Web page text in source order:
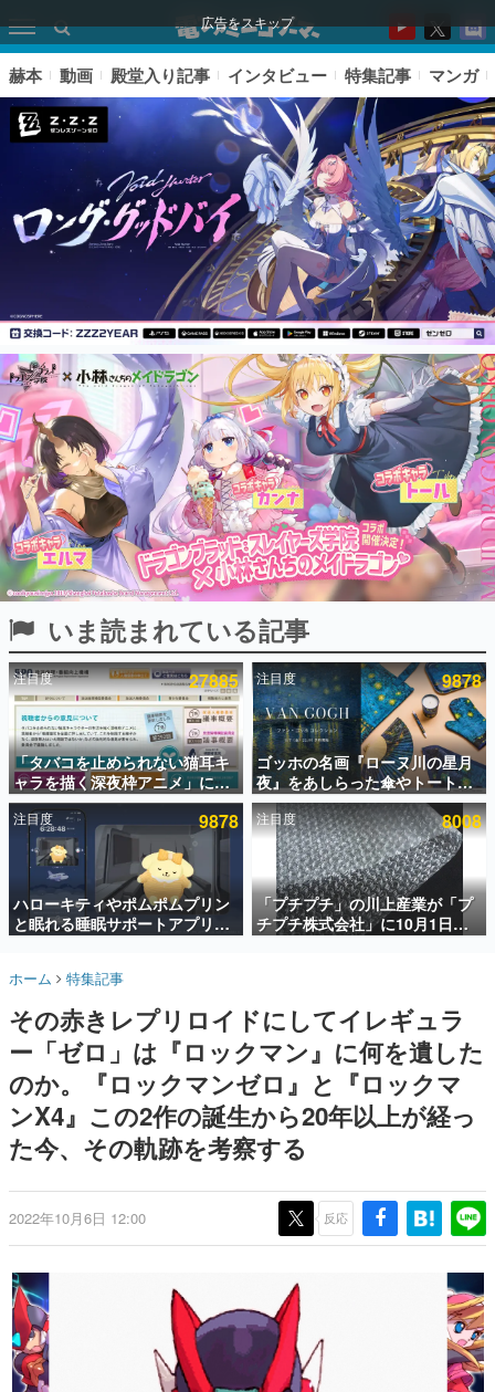
広告をスキップ
ピックアップ
電ファミのいま読まれている記事ランキング
アプリセール情報
インタビュー
連載・特集一覧
殿堂入り記事
SNS拡散数が数千以上！ ページビュー数万以上！ などな
ど。多くの人々に読まれた、電ファミ渾身の“殿堂入り”記
事をまとめました。
ゲームの企画書
名作ゲームクリエイターの方々に製作時のエピソードをお
聞きし、ヒットする企画（ゲーム）とは何か？を探ってい
きます。
赫本
この物語を解いてはいけない。『赫本』は、〈試験問題〉
の形をした短編ホラー小説集です。
新世代に訊く
これからのデジタルゲーム市場を担う若きクリエイター達
の姿を追い、彼らのルーツと情熱を探っていきます。
日本のコンテンツ産業やカルチャーに与えた影響を探る企
画です。
日本モバイルゲーム産業史
日本のモバイルゲーム史における主要なトピック・タイト
ルを網羅するほか、開発者へのインタビューや識者による
解説を掲載。約20年の歴史が一望できる決定版！
若ゲのいたり〜ゲームクリエイターの青春〜
一先生によるゲーム業界レポートマンガです。
なんでゲームは面白い？
具体的な形から解き明かしていく、硬派で骨太な評論連載
ゲームが変えた日本語
「経験値」「裏技」「ラスボス」… ゲームにまつわる言葉
の起源や用法の変遷を、コンピューター文化史研究家・タ
イニーP氏が徹底調査。
赫本 動画 殿堂入り記事 インタビュー 特集記事 マンガ
いま読まれている記事
注目度 27885
「タバコを止められない猫耳キ
ャラを描く深夜枠アニメ」に視
聴者の一部から批判意見。違法
薬物の使用と思しき描写も含め
て、BPOが議論を交わす
注目度 9878
ゴッホの名画『ローヌ川の星月
夜』をあしらった傘やトートバ
ッグなどが登場。8月7日21時よ
り2日間限定で予約販売
注目度 9878
ハローキティやポムポムプリン
と眠れる睡眠サポートアプリ
『ゆめたび』が配信中。キャラ
ムも搭載
注目度 8008
「プチプチ」の川上産業が「プ
チプチ株式会社」に10月1日よ
り社名変更へ。創業58年で初め
ホーム 特集記事
その赤きレプリロイドにしてイレギュラ
ー「ゼロ」は『ロックマン』に何を遺した
のか。『ロックマンゼロ』と『ロックマ
ンX4』この2作の誕生から20年以上が経っ
た今、その軌跡を考察する
2022年10月6日 12:00 反応